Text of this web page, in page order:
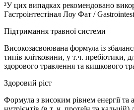
²У цих випадках рекомендовано
Гастроінтестінал Лоу Фат /
Підтримання травної системи
Високозасвоювана формула із
типів клітковини, у т.ч. пребіотики,
здорового травлення та кишкового
Здоровий ріст
Формула з високим рівнем енергії та